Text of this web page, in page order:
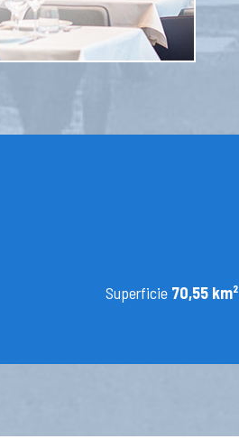
Superficie 70,55 km²